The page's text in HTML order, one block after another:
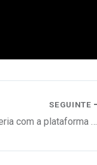
SEGUINTE
Sodexo tem parceria com a plataforma Zomato